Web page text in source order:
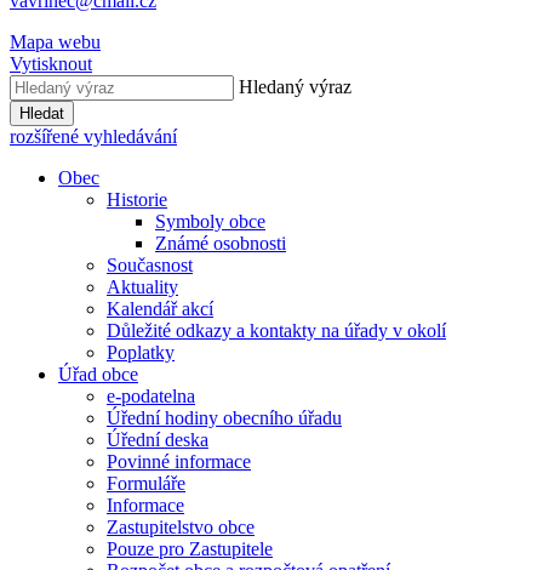
Mapa webu
Vytisknout
Hledaný výraz
Hledat
rozšířené vyhledávání
Obec
Historie
Symboly obce
Známé osobnosti
Současnost
Aktuality
Kalendář akcí
Důležité odkazy a kontakty na úřady v okolí
Poplatky
Úřad obce
e-podatelna
Úřední hodiny obecního úřadu
Úřední deska
Povinné informace
Formuláře
Informace
Zastupitelstvo obce
Pouze pro Zastupitele